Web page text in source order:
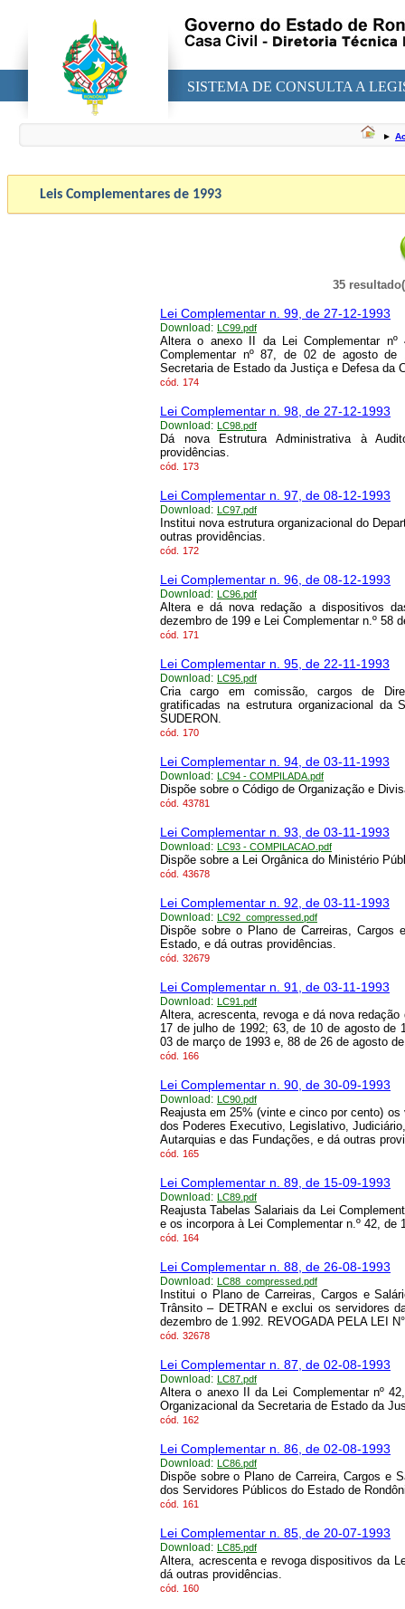
SISTEMA DE CONSULTA A
►
Leis Complementares de 1993
35
Lei Complementar n. 99, de 27-12-1993
Download: LC99.pdf
Altera o anexo II da Lei Complementar
Complementar nº 87, de 02 de agosto de
Secretaria de Estado da Justiça e Defesa da
cód. 174
Lei Complementar n. 98, de 27-12-1993
Download: LC98.pdf
Dá nova Estrutura Administrativa à
providências.
cód. 173
Lei Complementar n. 97, de 08-12-1993
Download: LC97.pdf
Institui nova estrutura organizacional do
outras providências.
cód. 172
Lei Complementar n. 96, de 08-12-1993
Download: LC96.pdf
Altera e dá nova redação a dispositivos
dezembro de 199 e Lei Complementar n.º 58
cód. 171
Lei Complementar n. 95, de 22-11-1993
Download: LC95.pdf
Cria cargo em comissão, cargos de
gratificadas na estrutura organizacional da
SUDERON.
cód. 170
Lei Complementar n. 94, de 03-11-1993
Download: LC94 - COMPILADA.pdf
Dispõe sobre o Código de Organização e
cód. 43781
Lei Complementar n. 93, de 03-11-1993
Download: LC93 - COMPILACAO.pdf
Dispõe sobre a Lei Orgânica do Ministério
cód. 43678
Lei Complementar n. 92, de 03-11-1993
Download: LC92_compressed.pdf
Dispõe sobre o Plano de Carreiras,
Estado, e dá outras providências.
cód. 32679
Lei Complementar n. 91, de 03-11-1993
Download: LC91.pdf
Altera, acrescenta, revoga e dá nova
17 de julho de 1992; 63, de 10 de agosto de
03 de março de 1993 e, 88 de 26 de agosto
cód. 166
Lei Complementar n. 90, de 30-09-1993
Download: LC90.pdf
Reajusta em 25% (vinte e cinco por cento)
dos Poderes Executivo, Legislativo,
Autarquias e das Fundações, e dá outras
cód. 165
Lei Complementar n. 89, de 15-09-1993
Download: LC89.pdf
Reajusta Tabelas Salariais da Lei
e os incorpora à Lei Complementar n.º 42, de
cód. 164
Lei Complementar n. 88, de 26-08-1993
Download: LC88_compressed.pdf
Institui o Plano de Carreiras, Cargos e
Trânsito – DETRAN e exclui os servidores
dezembro de 1.992. REVOGADA PELA LEI
cód. 32678
Lei Complementar n. 87, de 02-08-1993
Download: LC87.pdf
Altera o anexo II da Lei Complementar nº
Organizacional da Secretaria de Estado da
cód. 162
Lei Complementar n. 86, de 02-08-1993
Download: LC86.pdf
Dispõe sobre o Plano de Carreira, Cargos e
dos Servidores Públicos do Estado de
cód. 161
Lei Complementar n. 85, de 20-07-1993
Download: LC85.pdf
Altera, acrescenta e revoga dispositivos da
dá outras providências.
cód. 160